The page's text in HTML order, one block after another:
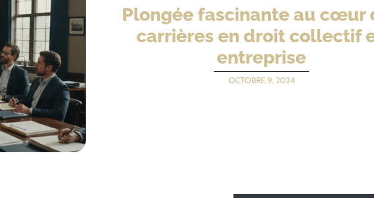
Plongée fascinante au cœur
carrières en droit collectif
entreprise
OCTOBRE 9, 2024